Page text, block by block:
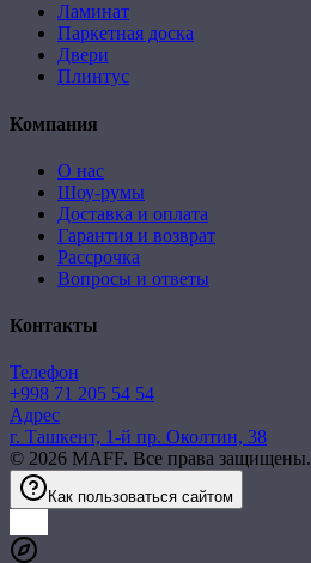
Ламинат
Паркетная доска
Двери
Плинтус
Компания
О нас
Шоу-румы
Доставка и оплата
Гарантия и возврат
Рассрочка
Вопросы и ответы
Контакты
Телефон
+998 71 205 54 54
Адрес
г. Ташкент, 1-й пр. Околтин, 38
© 2026 MAFF. Все права защищены.
Как пользоваться сайтом